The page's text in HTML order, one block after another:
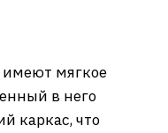
имеют мягкое
в него
каркас, что